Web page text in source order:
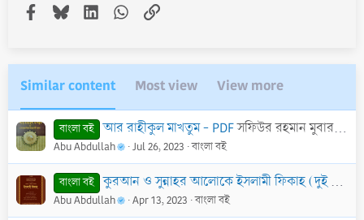
Facebook
BlueskyLinkedInWhatsApp
Link
Similar content Most view View more
বাংলা বই আর রাহীকুল মাখতুম - PDFসফিউর রহমান মুবারকপুরী (রহ.)
Abu Abdullah Jul 26, 2023 বাংলা বই
বাংলা বই কুরআন ও সুন্নাহর আলোকে ইসলামী ফিকাহ (দুই খণ্ড একত্রে) - PDF
Abu Abdullah Apr 13, 2023 বাংলা বই